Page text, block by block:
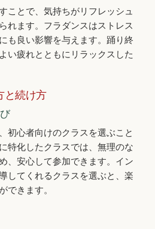
ことで、気持ちがリフレッシュ
れます。フラダンスはストレス
も良い影響を与えます。踊り終
い疲れとともにリラックスした
と続け方
初心者向けのクラスを選ぶこと
特化したクラスでは、無理のな
、安心して参加できます。イン
してくれるクラスを選ぶと、楽
できます。